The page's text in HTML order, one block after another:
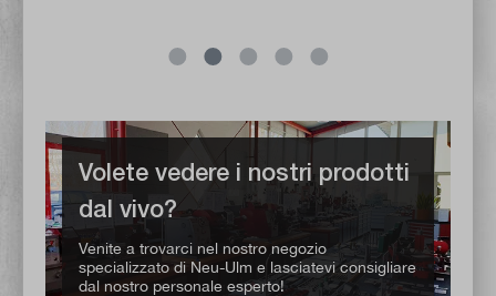
Volete vedere i nostri prodotti
dal vivo?
Venite a trovarci nel nostro negozio
specializzato di Neu-Ulm e lasciatevi consigliare
dal nostro personale esperto!